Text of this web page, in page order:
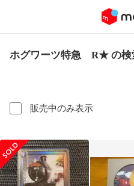
ホグワーツ特急 R★ の検
販売中のみ表示